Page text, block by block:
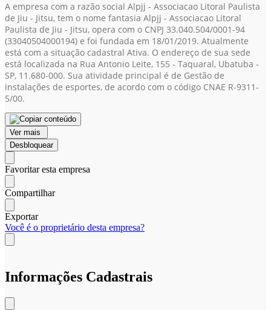
A empresa com a razão social Alpjj - Associacao Litoral Paulista
de Jiu - Jitsu, tem o nome fantasia Alpjj - Associacao Litoral
Paulista de Jiu - Jitsu, opera com o CNPJ 33.040.504/0001-94
(33040504000194) e foi fundada em 18/01/2019. Atualmente
está com a situação cadastral Ativa. O endereço de sua sede
está localizada na Rua Antonio Leite, 155 - Taquaral, Ubatuba -
SP, 11.680-000. Sua atividade principal é de Gestão de
instalações de esportes, de acordo com o código CNAE R-9311-
5/00.
Ver mais
Desbloquear
Favoritar esta empresa
Compartilhar
Exportar
Você é o proprietário desta empresa?
Informações Cadastrais